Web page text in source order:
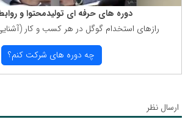
دوره های حرفه ای تولیدمحتوا و
رازهای استخدام گوگل در هر كسب و كار
چه دوره های شركت كنم؟
ارسال نظر